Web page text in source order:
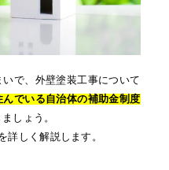
で、外壁塗装工事について
んでいる自治体の補助金制度
しょう。
詳しく解説します。